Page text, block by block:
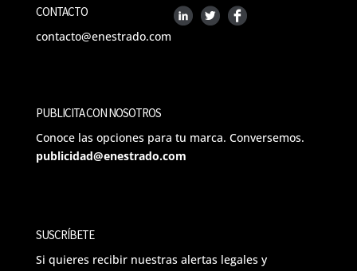
CONTACTO
contacto@enestrado.com
PUBLICITA CON NOSOTROS
Conoce las opciones para tu marca. Conversemos.
publicidad@enestrado.com
SUSCRÍBETE
Si quieres recibir nuestras alertas legales y